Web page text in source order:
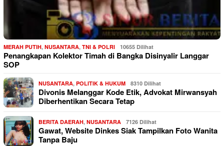
MERAH PUTIH, NUSANTARA, TNI & POLRI 10655 Dilihat
Penangkapan Kolektor Timah di Bangka Disinyalir Langgar
SOP
NUSANTARA, POLITIK & HUKUM 8310 Dilihat
Divonis Melanggar Kode Etik, Advokat Mirwansyah
Diberhentikan Secara Tetap
BERITA DAERAH, NUSANTARA 7126 Dilihat
Gawat, Website Dinkes Siak Tampilkan Foto Wanita
Tanpa Baju